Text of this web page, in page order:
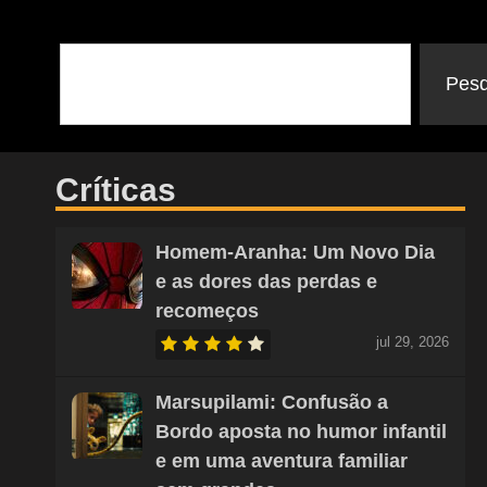
Críticas
Homem-Aranha: Um Novo Dia
e as dores das perdas e
recomeços
jul 29, 2026
Marsupilami: Confusão a
Bordo aposta no humor infantil
e em uma aventura familiar